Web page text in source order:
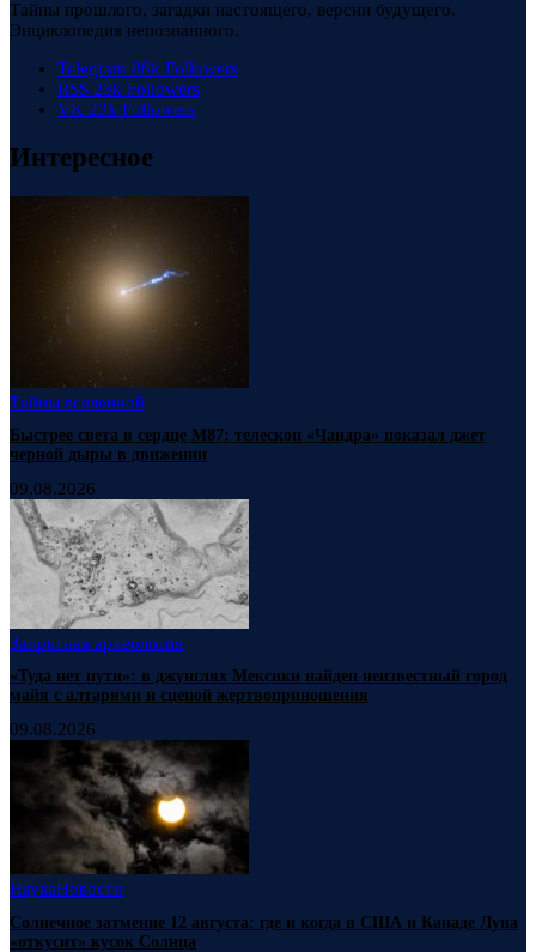
Тайны прошлого, загадки настоящего, версии будущего.
Энциклопедия непознанного.
Telegram 88k Followers
RSS 23k Followers
VK 23k Followers
Интересное
Тайны вселенной
Быстрее света в сердце М87: телескоп «Чандра» показал джет
черной дыры в движении
09.08.2026
Запретная археология
«Туда нет пути»: в джунглях Мексики найден неизвестный город
майя с алтарями и сценой жертвоприношения
09.08.2026
НаукаНовости
Солнечное затмение 12 августа: где и когда в США и Канаде Луна
«откусит» кусок Солнца